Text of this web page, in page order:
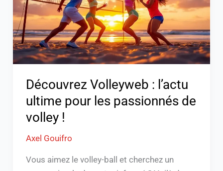
Découvrez Volleyweb : l’actu
ultime pour les passionnés de
volley !
Axel Gouifro
Vous aimez le volley-ball et cherchez un
pour
les
passionnés
de
volley